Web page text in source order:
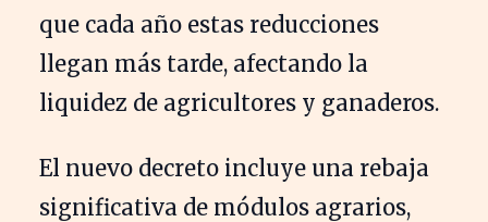
que cada año estas reducciones
llegan más tarde, afectando la
liquidez de agricultores y ganaderos.
El nuevo decreto incluye una rebaja
significativa de módulos agrarios,